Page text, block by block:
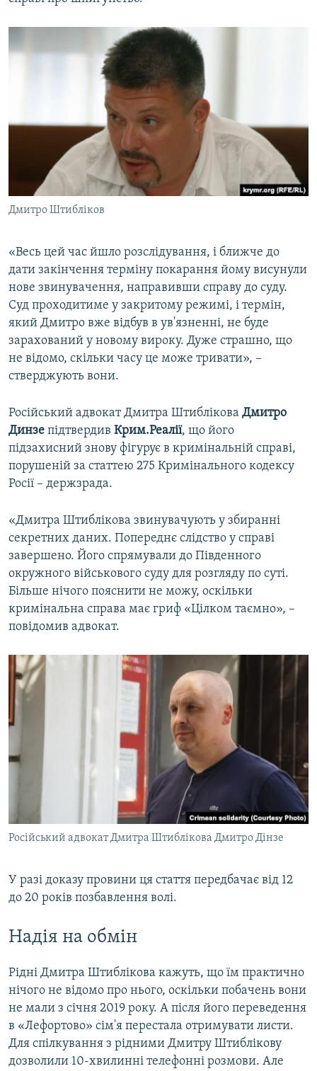
Дмитро Штибліков
«Весь цей час йшло розслідування, і ближче до
дати закінчення терміну покарання йому висунули
нове звинувачення, направивши справу до суду.
Суд проходитиме у закритому режимі, і термін,
який Дмитро вже відбув в ув'язненні, не буде
зарахований у новому вироку. Дуже страшно, що
не відомо, скільки часу це може тривати», –
стверджують вони.
Російський адвокат Дмитра Штиблікова Дмитро
Динзе підтвердив Крим.Реалії, що його
підзахисний знову фігурує в кримінальній справі,
порушеній за статтею 275 Кримінального кодексу
Росії – держзрада.
«Дмитра Штиблікова звинувачують у збиранні
секретних даних. Попереднє слідство у справі
завершено. Його спрямували до Південного
окружного військового суду для розгляду по суті.
Більше нічого пояснити не можу, оскільки
кримінальна справа має гриф «Цілком таємно», –
повідомив адвокат.
Російський адвокат Дмитра Штиблікова Дмитро Дінзе
У разі доказу провини ця стаття передбачає від 12
до 20 років позбавлення волі.
Надія на обмін
Рідні Дмитра Штиблікова кажуть, що їм практично
нічого не відомо про нього, оскільки побачень вони
не мали з січня 2019 року. А після його переведення
в «Лефортово» сім'я перестала отримувати листи.
Для спілкування з рідними Дмитру Штиблікову
дозволили 10-хвилинні телефонні розмови. Але